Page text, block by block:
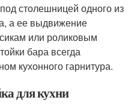
столешницей одного из
а ее выдвижение
или роликовым
бара всегда
кухонного гарнитура.
для кухни